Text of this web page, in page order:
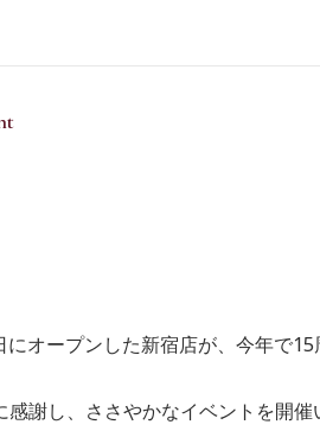
にオープンした新宿店が、今年で15
感謝し、ささやかなイベントを開催